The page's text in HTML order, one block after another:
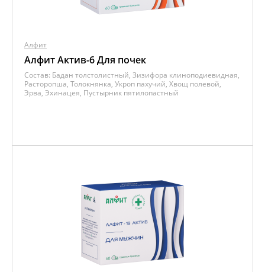
Алфит
Алфит Актив-6 Для почек
Состав: Бадан толстолистный, Зизифора клиноподиевидная,
Расторопша, Толокнянка, Укроп пахучий, Хвощ полевой,
Эрва, Эхинацея, Пустырник пятилопастный